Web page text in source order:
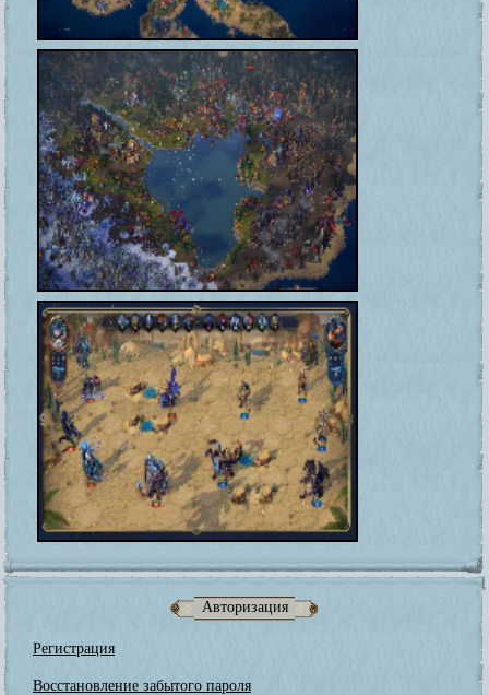
Авторизация
Регистрация
Восстановление забытого пароля